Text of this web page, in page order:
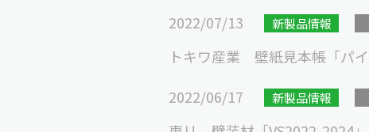
2022/07/13
新製品情報
トキワ産業 壁紙見本帳「パ
2022/06/17
新製品情報